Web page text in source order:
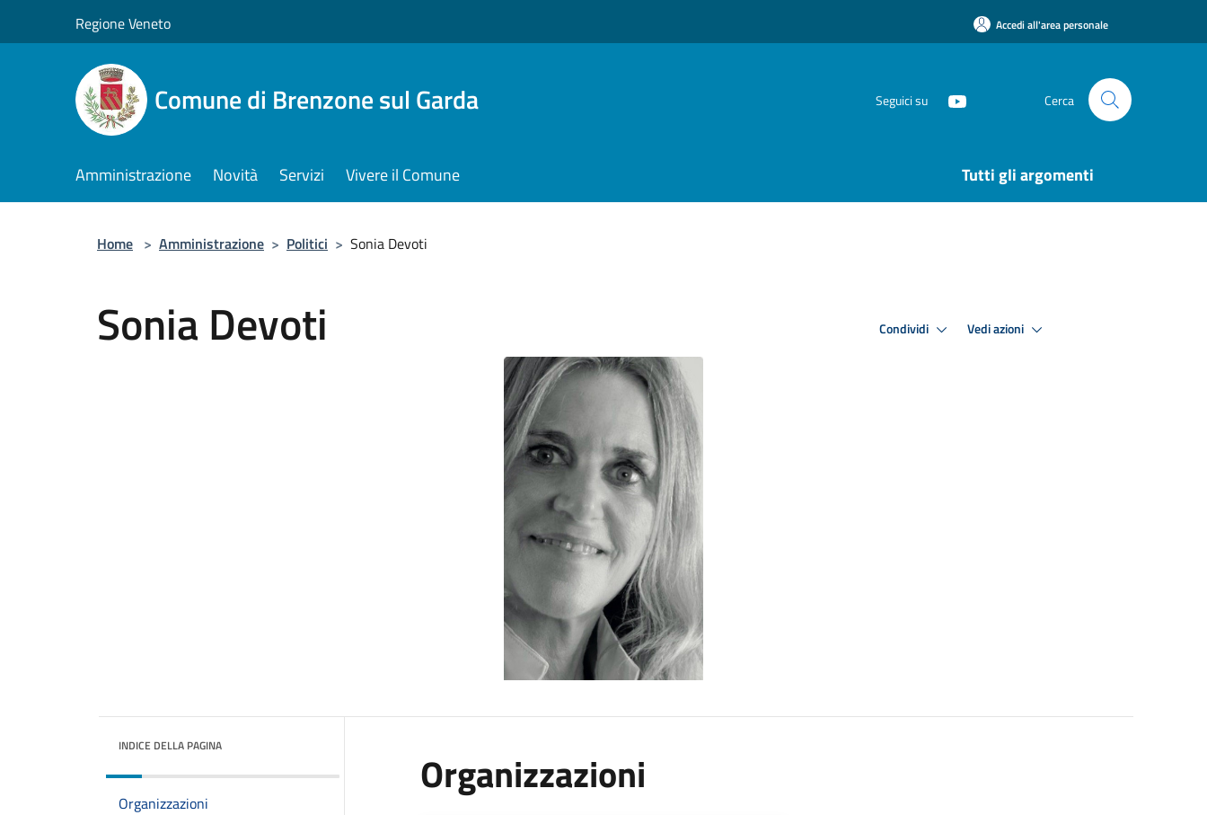
Regione Veneto Accedi all'area personale
Comune di Brenzone sul Garda Seguici su Cerca
Amministrazione Novità Servizi Vivere il Comune Tutti gli argomenti
Home > Amministrazione > Politici > Sonia Devoti
Sonia Devoti Condividi Vedi azioni
INDICE DELLA PAGINA
Organizzazioni
Organizzazioni